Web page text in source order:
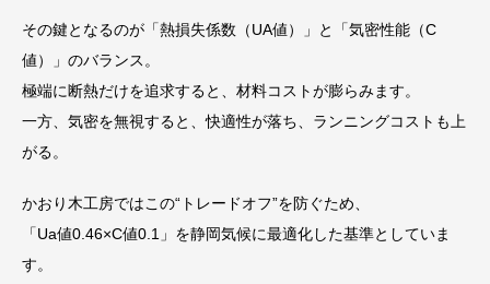
その鍵となるのが「熱損失係数（UA値）」と「気密性能（C
値）」のバランス。
極端に断熱だけを追求すると、材料コストが膨らみます。
一方、気密を無視すると、快適性が落ち、ランニングコストも上
がる。
かおり木工房ではこの“トレードオフ”を防ぐため、
「Ua値0.46×C値0.1」を静岡気候に最適化した基準としていま
す。